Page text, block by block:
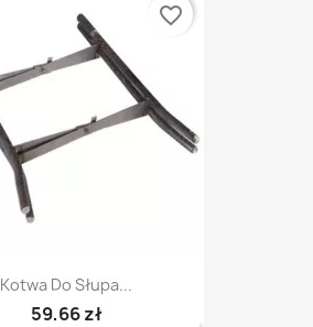
Kotwa Do Słupa...
59,66 zł
favorite_border